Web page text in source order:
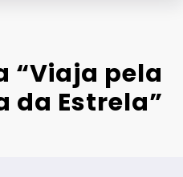
“Viaja pela
da Estrela”